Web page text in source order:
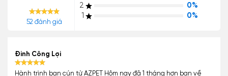
52 đánh giá
2
0%
1
0%
Đinh Công Lợi
Hành trình bạn cún từ AZPET Hôm nay đã 1 tháng hơn bạn về